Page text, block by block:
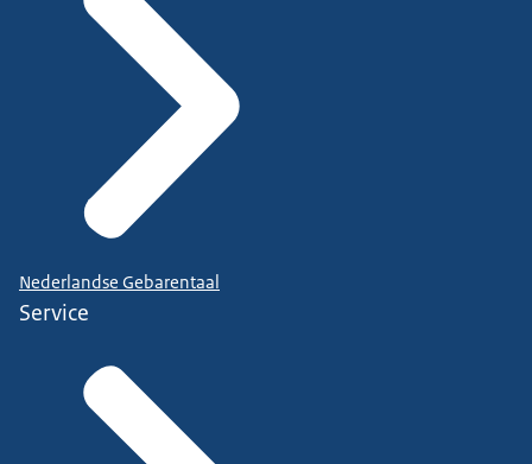
Nederlandse Gebarentaal
Service